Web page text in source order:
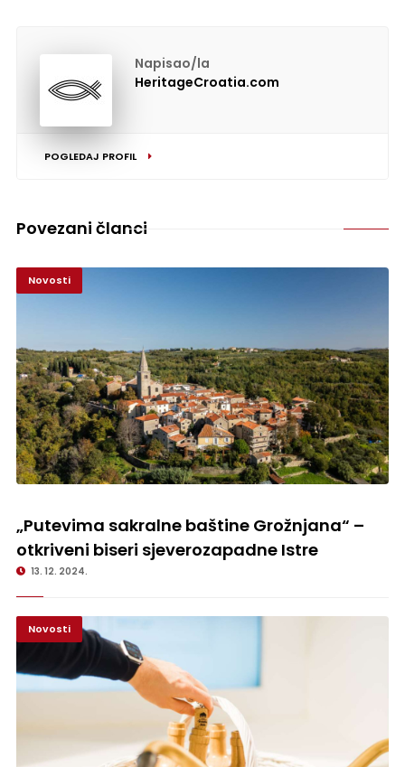
Napisao/la
HeritageCroatia.com
POGLEDAJ PROFIL
Povezani članci
Novosti
sjeverozapadne Istre
„Putevima sakralne baštine Grožnjana“ –
otkriveni biseri sjeverozapadne Istre
13. 12. 2024.
Novosti